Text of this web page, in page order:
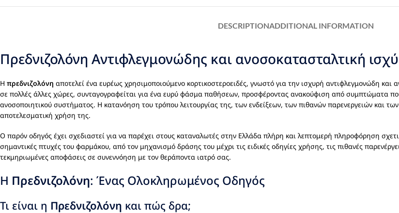
DESCRIPTIONADDITIONAL INFORMATION
Πρεδνιζολόνη Αντιφλεγμονώδης και ανοσοκατασταλτική
Η πρεδνιζολόνη αποτελεί ένα ευρέως χρησιμοποιούμενο κορτικοστεροειδές, γνωστό για την ισχυρή αντιφλεγμονώδη
σε πολλές άλλες χώρες, συνταγογραφείται για ένα ευρύ φάσμα παθήσεων, προσφέροντας ανακούφιση από συμπτώματα
ανοσοποιητικού συστήματος. Η κατανόηση του τρόπου λειτουργίας της, των ενδείξεων, των πιθανών παρενεργειών και
αποτελεσματική χρήση της.
Ο παρόν οδηγός έχει σχεδιαστεί για να παρέχει στους καταναλωτές στην Ελλάδα πλήρη και λεπτομερή πληροφόρηση
σημαντικές πτυχές του φαρμάκου, από τον μηχανισμό δράσης του μέχρι τις ειδικές οδηγίες χρήσης, τις πιθανές
τεκμηριωμένες αποφάσεις σε συνεννόηση με τον θεράποντα ιατρό σας.
Η Πρεδνιζολόνη: Ένας Ολοκληρωμένος Οδηγός
Τι είναι η Πρεδνιζολόνη και πώς δρα;